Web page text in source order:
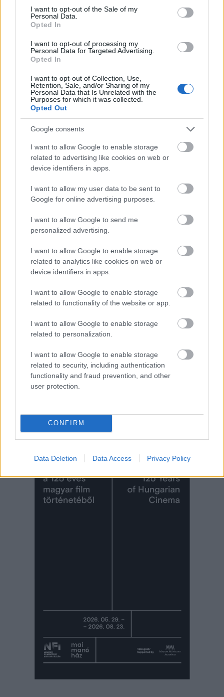
consent section.
I want to opt-out of the Sale of my
Personal Data.
Opted In
I want to opt-out of processing my
Personal Data for Targeted Advertising.
Opted In
I want to opt-out of Collection, Use,
Retention, Sale, and/or Sharing of my
Personal Data that Is Unrelated with the
Purposes for which it was collected.
Opted Out
Google consents
I want to allow Google to enable storage
related to advertising like cookies on web or
device identifiers in apps.
I want to allow my user data to be sent to
Google for online advertising purposes.
I want to allow Google to send me
personalized advertising.
I want to allow Google to enable storage
related to analytics like cookies on web or
device identifiers in apps.
I want to allow Google to enable storage
related to functionality of the website or app.
I want to allow Google to enable storage
related to personalization.
I want to allow Google to enable storage
related to security, including authentication
functionality and fraud prevention, and other
user protection.
CONFIRM
Data Deletion Data Access Privacy Policy